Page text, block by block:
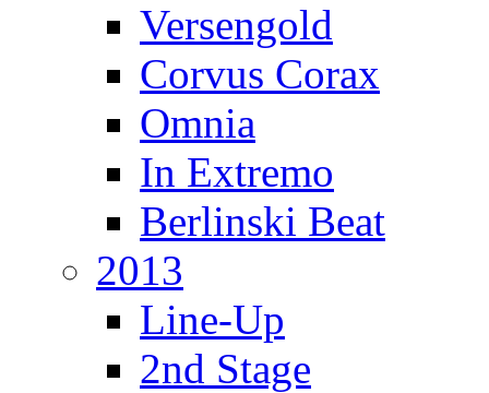
Versengold
Corvus Corax
Omnia
In Extremo
Berlinski Beat
2013
Line-Up
2nd Stage